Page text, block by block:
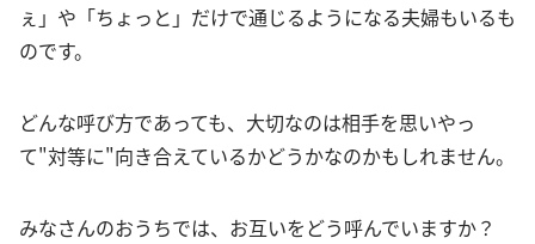
ぇ」や「ちょっと」だけで通じるようになる夫婦もいるも
のです。
どんな呼び方であっても、大切なのは相手を思いやっ
て"対等に"向き合えているかどうかなのかもしれません。
みなさんのおうちでは、お互いをどう呼んでいますか？